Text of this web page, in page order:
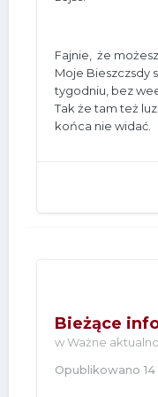
Fajnie, że
Moje Bieszczsdy
tygodniu, bez
Tak że tam też
końca nie widać.
Bieżące
wWażne
Opublikowano